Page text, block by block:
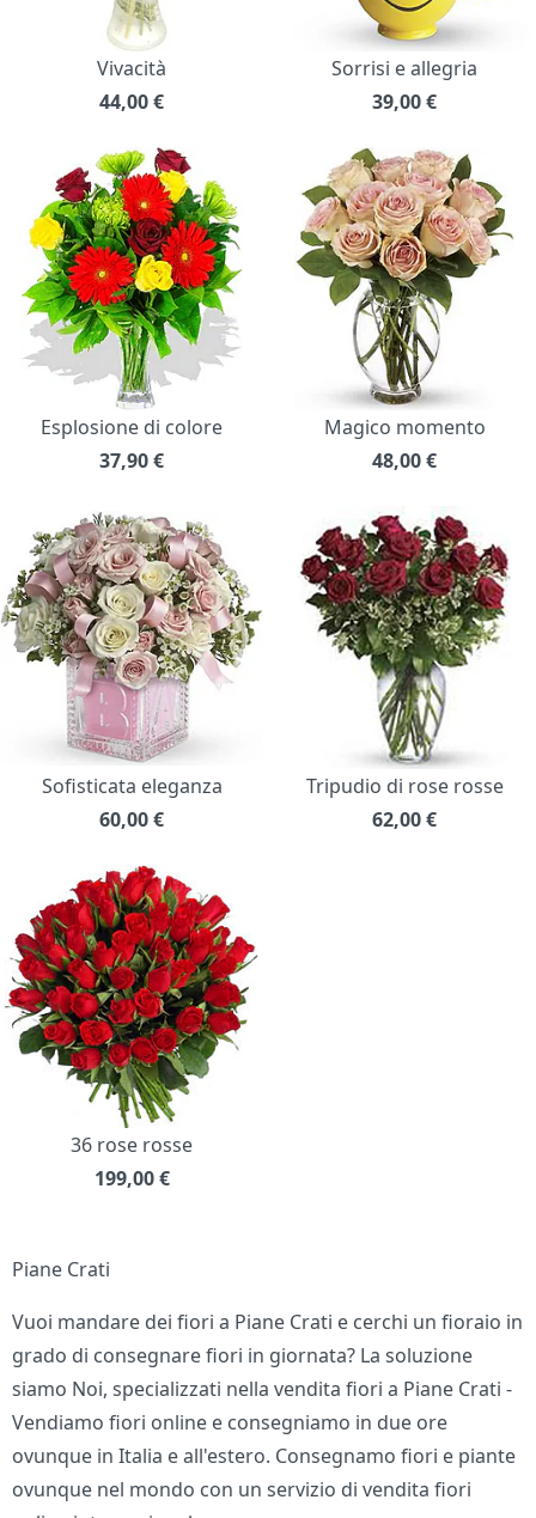
Vivacità
44,00€
Sorrisi e allegria
39,00€
Esplosione di colore
37,90€
Magico momento
48,00€
Sofisticata eleganza
60,00€
Tripudio di rose rosse
62,00€
36 rose rosse
199,00 €
Piane Crati
Vuoi mandare dei fiori a Piane Crati e cerchi un fioraio in
grado di consegnare fiori in giornata? La soluzione
siamo Noi, specializzati nella vendita fiori a Piane Crati -
Vendiamo fiori online e consegniamo in due ore
ovunque in Italia e all'estero. Consegnamo fiori e piante
ovunque nel mondo con un servizio di vendita fiori